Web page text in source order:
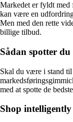
Markedet er fyldt med
kan være en
Men med den rette
billige tilbud.
Sådan spotter
Skal du være i stand
med at spotte de
Shop intelligently